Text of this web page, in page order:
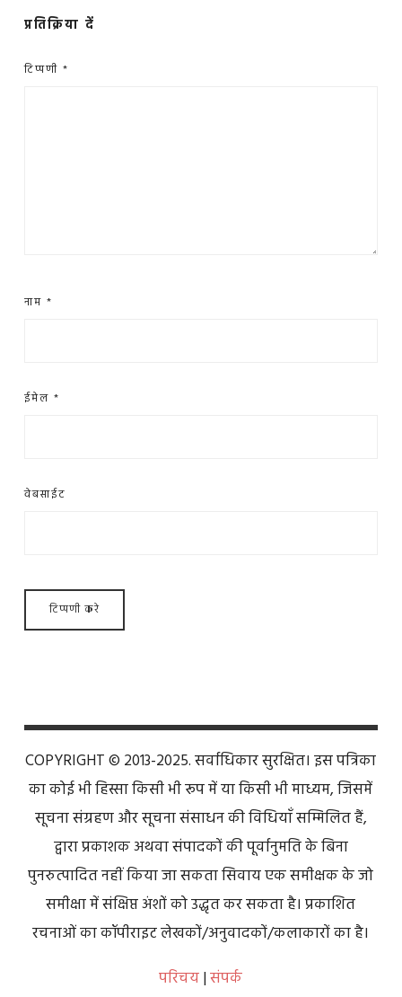
प्रतिक्रिया दें
टिप्पणी *
नाम *
ईमेल *
वेबसाईट
COPYRIGHT © 2013-2025. सर्वाधिकार सुरक्षित। इस पत्रिका
का कोई भी हिस्सा किसी भी रूप में या किसी भी माध्यम, जिसमें
सूचना संग्रहण और सूचना संसाधन की विधियाँ सम्मिलित हैं,
द्वारा प्रकाशक अथवा संपादकों की पूर्वानुमति के बिना
पुनरुत्पादित नहीं किया जा सकता सिवाय एक समीक्षक के जो
समीक्षा में संक्षिप्त अंशों को उद्धृत कर सकता है। प्रकाशित
रचनाओं का कॉपीराइट लेखकों/अनुवादकों/कलाकारों का है।
परिचय|संपर्क